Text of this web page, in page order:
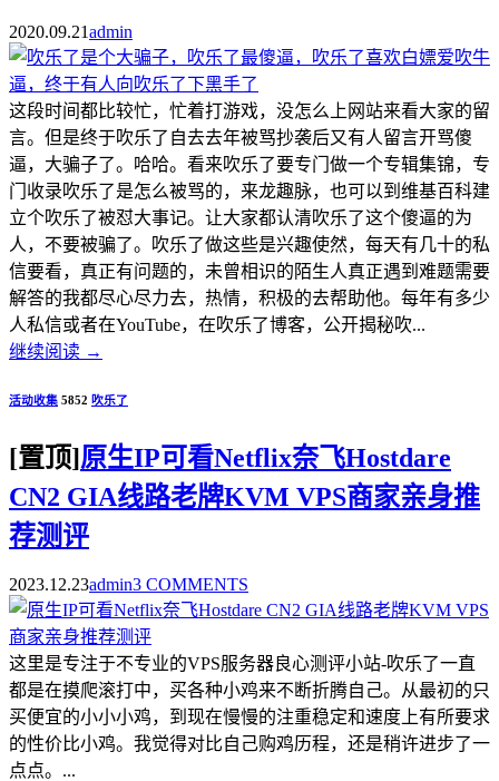
2020.09.21admin
这段时间都比较忙，忙着打游戏，没怎么上网站来看大家的留
言。但是终于吹乐了自去去年被骂抄袭后又有人留言开骂傻
逼，大骗子了。哈哈。看来吹乐了要专门做一个专辑集锦，专
门收录吹乐了是怎么被骂的，来龙趣脉，也可以到维基百科建
立个吹乐了被怼大事记。让大家都认清吹乐了这个傻逼的为
人，不要被骗了。吹乐了做这些是兴趣使然，每天有几十的私
信要看，真正有问题的，未曾相识的陌生人真正遇到难题需要
解答的我都尽心尽力去，热情，积极的去帮助他。每年有多少
人私信或者在YouTube，在吹乐了博客，公开揭秘吹...
继续阅读 →
活动收集 5852 吹乐了
[置顶]原生IP可看Netflix奈飞Hostdare
CN2 GIA线路老牌KVM VPS商家亲身推
荐测评
2023.12.23admin3 COMMENTS
这里是专注于不专业的VPS服务器良心测评小站-吹乐了一直
都是在摸爬滚打中，买各种小鸡来不断折腾自己。从最初的只
买便宜的小小小鸡，到现在慢慢的注重稳定和速度上有所要求
的性价比小鸡。我觉得对比自己购鸡历程，还是稍许进步了一
点点。...